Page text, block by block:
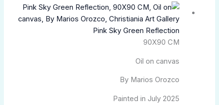
Pink Sky Green Reflection
90X90 CM
Oil on canvas
By Marios Orozco
Painted in July 2025